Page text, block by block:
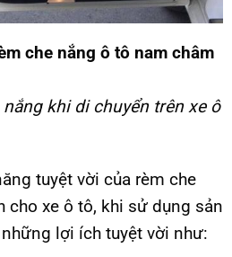
che nắng ô tô nam châm
khi di chuyển trên xe ô
tuyệt vời của rèm che
cho xe ô tô, khi sử dụng sản
lợi ích tuyệt vời như: